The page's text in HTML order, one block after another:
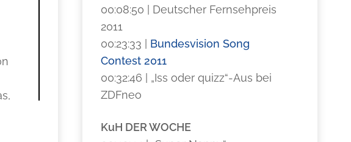
00:08:50 | Deutscher Fernsehpreis
2011
00:23:33 | Bundesvision Song
Contest 2011
00:32:46 | „Iss oder quizz“-Aus bei
ZDFneo
KuH DER WOCHE